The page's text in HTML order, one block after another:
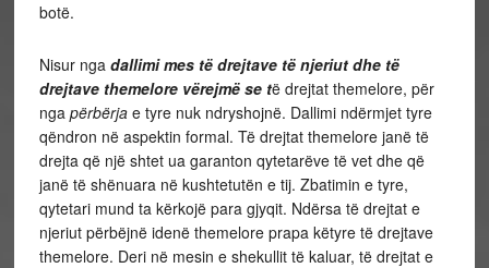
botë.
Nisur ngadallimi mes të drejtave të njeriut dhe të
drejtave themelore vërejmë se të drejtat themelore, për
nga përbërja e tyre nuk ndryshojnë. Dallimi ndërmjet tyre
qëndron në aspektin formal. Të drejtat themelore janë të
drejta që një shtet ua garanton qytetarëve të vet dhe që
janë të shënuara në kushtetutën e tij. Zbatimin e tyre,
qytetari mund ta kërkojë para gjyqit. Ndërsa të drejtat e
njeriut përbëjnë idenë themelore prapa këtyre të drejtave
themelore. Deri në mesin e shekullit të kaluar, të drejtat e